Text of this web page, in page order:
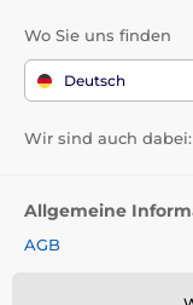
Wo Sie uns finden
Deutsch
Wir sind auch dabei:
Allgemeine
AGB